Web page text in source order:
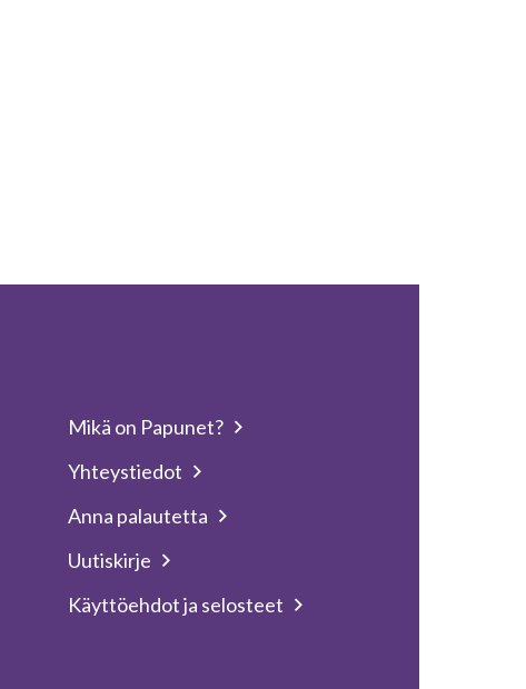
Mikä on Papunet?
Yhteystiedot
Anna palautetta
Uutiskirje
Käyttöehdot ja selosteet